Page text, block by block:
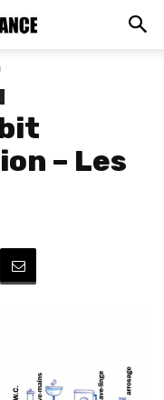
– Les